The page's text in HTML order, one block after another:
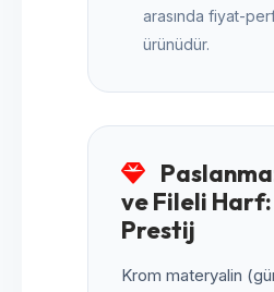
arasında fiyat-
ürünüdür.
ve Fileli
Prestij
Krom materyalin